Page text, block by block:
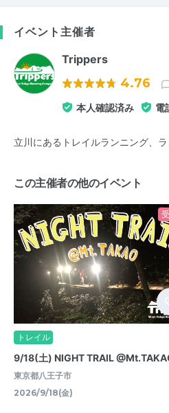
イベント主催者
Trippers
4.76
本人確認済み 電
立川にあるトレイルランニング、
この主催者の他のイベント
トレイル
9/18(土) NIGHT TRAIL
東京都八王子市
2026/9/18(金)